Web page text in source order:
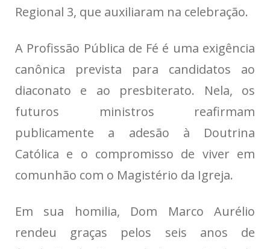
Regional 3, que auxiliaram na celebração.
A Profissão Pública de Fé é uma exigência
canônica prevista para candidatos ao
diaconato e ao presbiterato. Nela, os
futuros ministros reafirmam
publicamente a adesão à Doutrina
Católica e o compromisso de viver em
comunhão com o Magistério da Igreja.
Em sua homilia, Dom Marco Aurélio
rendeu graças pelos seis anos de